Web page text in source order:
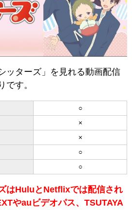
ッターズ」を見れる動画配信
です。
○
×
×
○
○
はHuluとNetflixでは配信され
やauビデオパス、TSUTAYA